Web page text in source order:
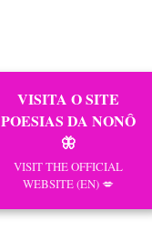
VISITA O SITE
POESIAS DA NONÔ
🦋
VISIT THE OFFICIAL
WEBSITE (EN) 💋